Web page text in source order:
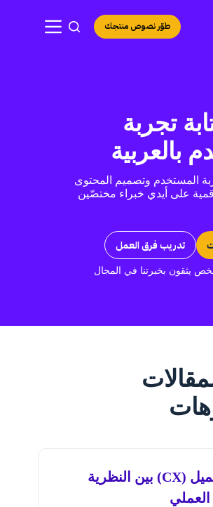
طوّر نصوص منتجك
تجربة
بالعربية
المستخدم وتصميم المحتوى
على أيدي خبراء مختصّين
تدريب فرق العمل
تجربة العميل (CX) بين النظرية
العملي